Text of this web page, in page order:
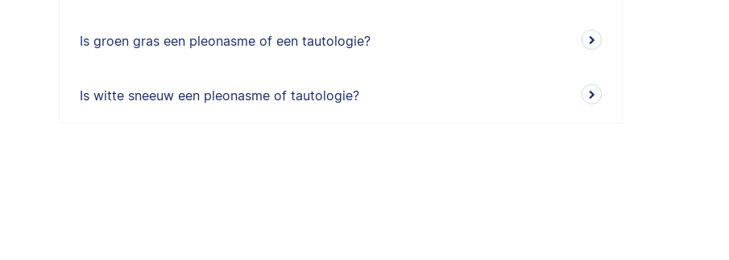
Is groen gras een pleonasme of een tautologie?
Is witte sneeuw een pleonasme of tautologie?